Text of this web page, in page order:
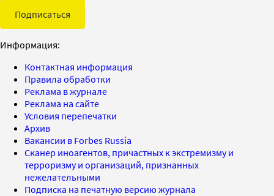
Подписаться
Информация:
Контактная информация
Правила обработки
Реклама в журнале
Реклама на сайте
Условия перепечатки
Архив
Вакансии в Forbes Russia
Сканер иноагентов, причастных к экстремизму и
терроризму и организаций, признанных
нежелательными
Подписка на печатную версию журнала